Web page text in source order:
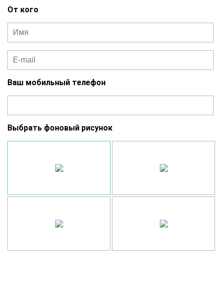
От кого
Ваш мобильный телефон
Выбрать фоновый рисунок